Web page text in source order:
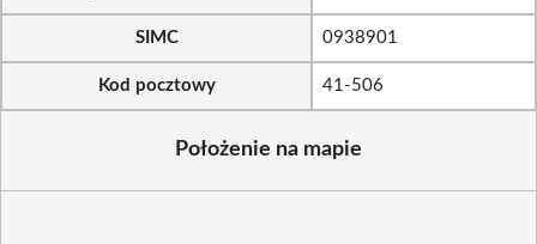
SIMC 0938901
Kod pocztowy 41-506
Położenie na mapie